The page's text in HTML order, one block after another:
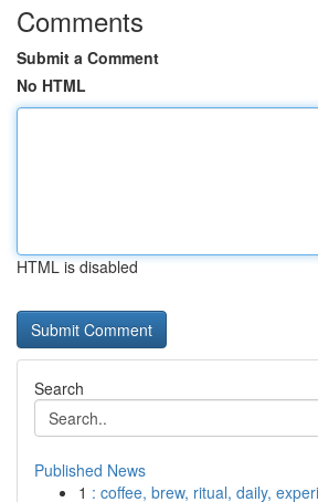
Comments
Submit a Comment
No HTML
HTML is disabled
Search
Published News
1 : coffee, brew, ritual, daily,